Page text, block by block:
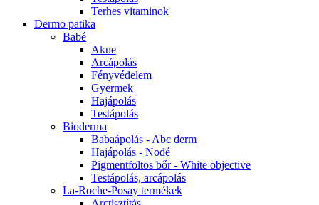
Terhes vitaminok
Dermo patika
Babé
Akne
Arcápolás
Fényvédelem
Gyermek
Hajápolás
Testápolás
Bioderma
Babaápolás - Abc derm
Hajápolás - Nodé
Pigmentfoltos bőr - White objective
Testápolás, arcápolás
La-Roche-Posay termékek